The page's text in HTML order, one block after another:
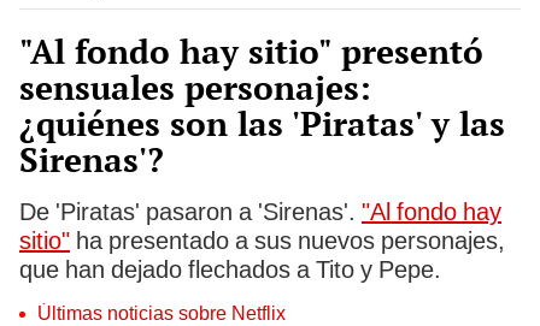
"Al fondo hay sitio" presentó
sensuales personajes:
¿quiénes son las 'Piratas' y las
Sirenas'?
De 'Piratas' pasaron a 'Sirenas'. "Al fondo hay
sitio" ha presentado a sus nuevos personajes,
que han dejado flechados a Tito y Pepe.
Últimas noticias sobre Netflix